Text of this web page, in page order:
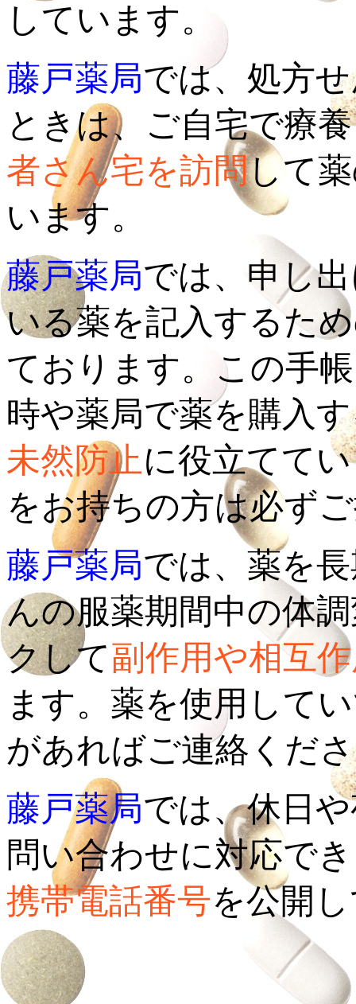
しています。
藤戸薬局では、処方
ときは、ご自宅で療
者さん宅を訪問して
います。
藤戸薬局では、申し
いる薬を記入するた
ております。この手
時や薬局で薬を購入
未然防止に役立てて
をお持ちの方は必ず
藤戸薬局では、薬を
んの服薬期間中の体
クして副作用や相互
ます。薬を使用して
があればご連絡くだ
藤戸薬局では、休日
問い合わせに対応で
携帯電話番号を公開